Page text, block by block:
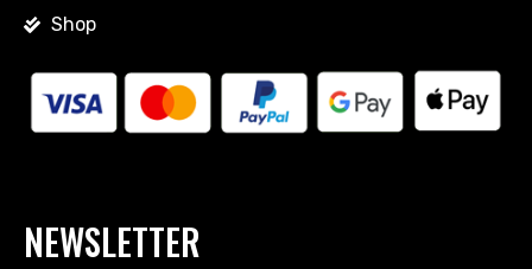
Shop
NEWSLETTER